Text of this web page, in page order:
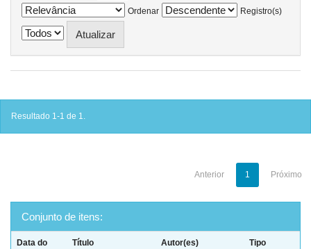
Ordenar
Registro(s)
Resultado 1-1 de 1.
Anterior 1 Próximo
Conjunto de itens:
Data do
Título Autor(es) Tipo